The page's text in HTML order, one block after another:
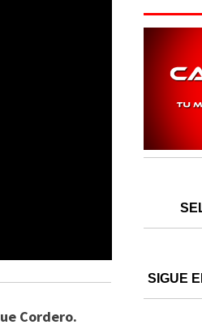
Cordero.
SIGUE